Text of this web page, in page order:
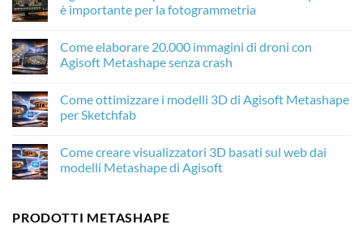
Come
l’AI
le
texture
della
Agisoft
Metashape
è importante per la fotogrammetria
su
Agisoft
Metashape
c’è
nuovo
è
importante
per
Come elaborare 20.000 immagini di droni con
Agisoft Metashape senza crash
su
elaborare
di
con
crash
Come ottimizzare i modelli 3D di Agisoft Metashape
per Sketchfab
su
ottimizzare
di
Agisoft
Come creare visualizzatori 3D basati sul web dai
modelli Metashape di Agisoft
Come
creare
PRODOTTI METASHAPE